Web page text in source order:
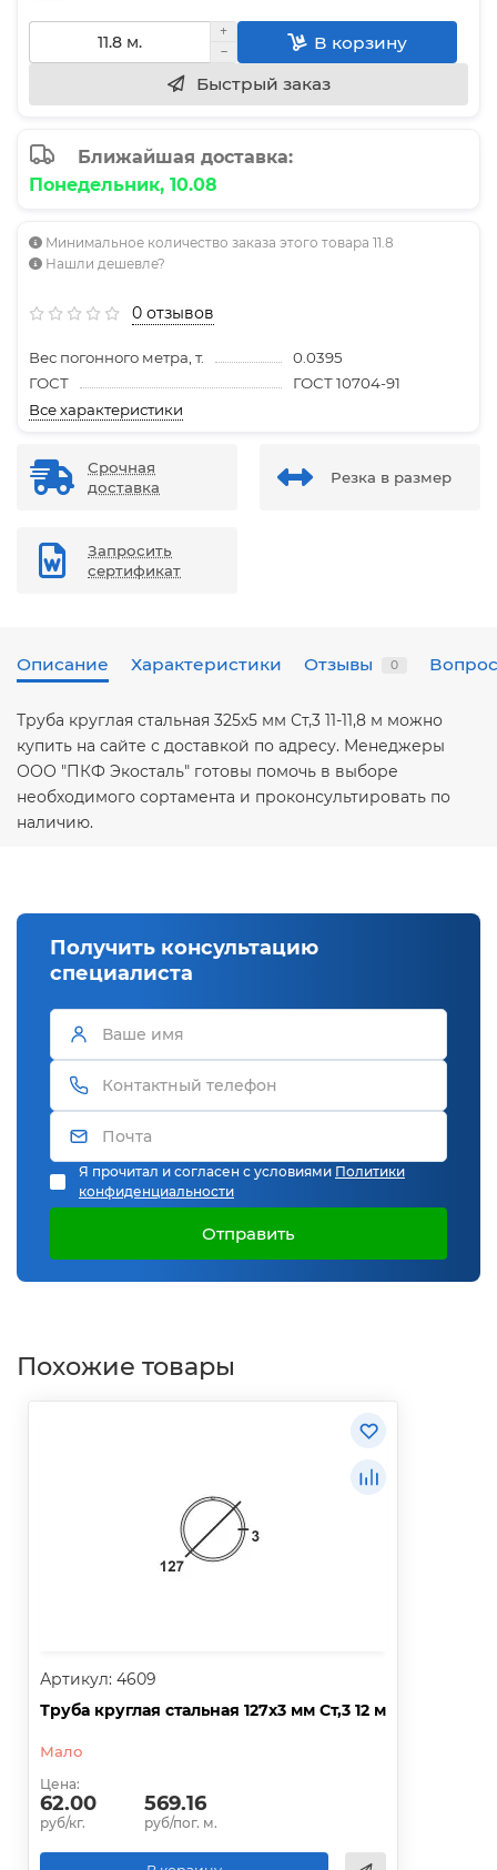
В корзину
Быстрый заказ
Ближайшая доставка:
Понедельник, 10.08
Минимальное количество заказа этого товара 11.8
Нашли дешевле?
0 отзывов
Вес погонного метра, т.
0.0395
ГОСТ
ГОСТ 10704-91
Все характеристики
Срочная
доставка
Резка в размер
Запросить
сертификат
Описание Характеристики Отзывы 0
Труба круглая стальная 325х5 мм Ст,3 11-11,8 м можно
купить на сайте с доставкой по адресу. Менеджеры
ООО "ПКФ Экосталь" готовы помочь в выборе
необходимого сортамента и проконсультировать по
наличию.
Получить консультацию
специалиста
Я прочитал и согласен с условиями Политики
конфиденциальности
Отправить
Похожие товары
Артикул: 4609
Труба круглая стальная 127х3 мм Ст,3 12 м
Мало
Цена:
62.00
руб/кг.
569.16
руб/пог. м.